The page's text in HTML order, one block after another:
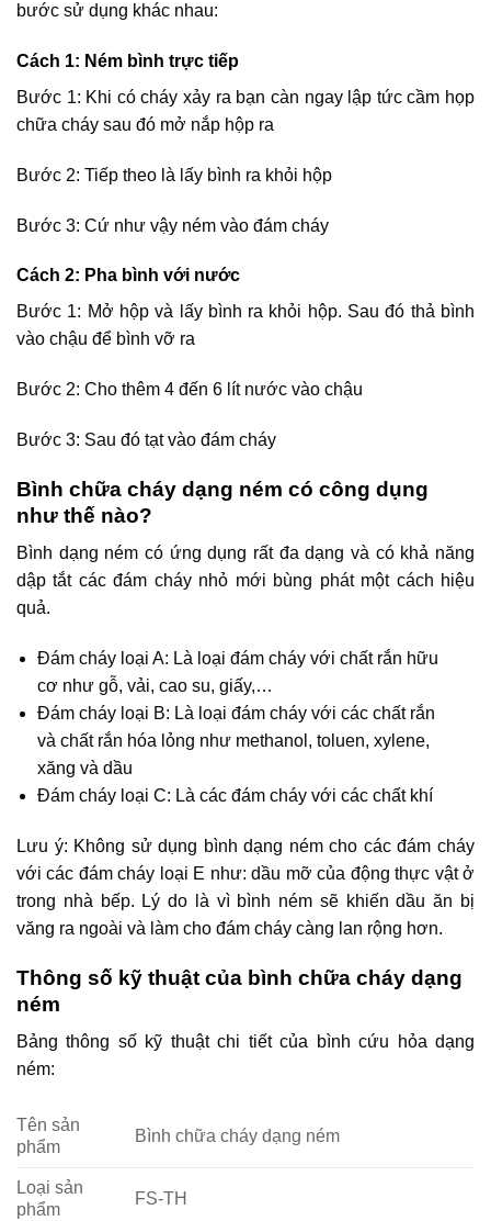
bước sử dụng khác nhau:
Cách 1: Ném bình trực tiếp
Bước 1: Khi có cháy xảy ra bạn càn ngay lập tức cầm họp
chữa cháy sau đó mở nắp hộp ra
Bước 2: Tiếp theo là lấy bình ra khỏi hộp
Bước 3: Cứ như vậy ném vào đám cháy
Cách 2: Pha bình với nước
Bước 1: Mở hộp và lấy bình ra khỏi hộp. Sau đó thả bình
vào chậu để bình vỡ ra
Bước 2: Cho thêm 4 đến 6 lít nước vào chậu
Bước 3: Sau đó tạt vào đám cháy
Bình chữa cháy dạng ném có công dụng
như thế nào?
Bình dạng ném có ứng dụng rất đa dạng và có khả năng
dập tắt các đám cháy nhỏ mới bùng phát một cách hiệu
quả.
Đám cháy loại A: Là loại đám cháy với chất rắn hữu
cơ như gỗ, vải, cao su, giấy,…
Đám cháy loại B: Là loại đám cháy với các chất rắn
và chất rắn hóa lỏng như methanol, toluen, xylene,
xăng và dầu
Đám cháy loại C: Là các đám cháy với các chất khí
Lưu ý: Không sử dụng bình dạng ném cho các đám cháy
với các đám cháy loại E như: dầu mỡ của động thực vật ở
trong nhà bếp. Lý do là vì bình ném sẽ khiến dầu ăn bị
văng ra ngoài và làm cho đám cháy càng lan rộng hơn.
Thông số kỹ thuật của bình chữa cháy dạng
ném
Bảng thông số kỹ thuật chi tiết của bình cứu hỏa dạng
ném:
Tên sản
phẩm
Bình chữa cháy dạng ném
Loại sản
phẩm
FS-TH